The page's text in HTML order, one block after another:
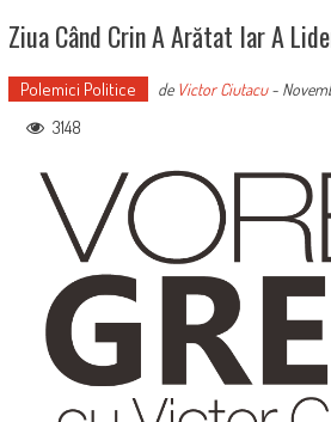
Ziua Când Crin A Arătat Iar A
Polemici Politice de Victor Ciutacu-
3148